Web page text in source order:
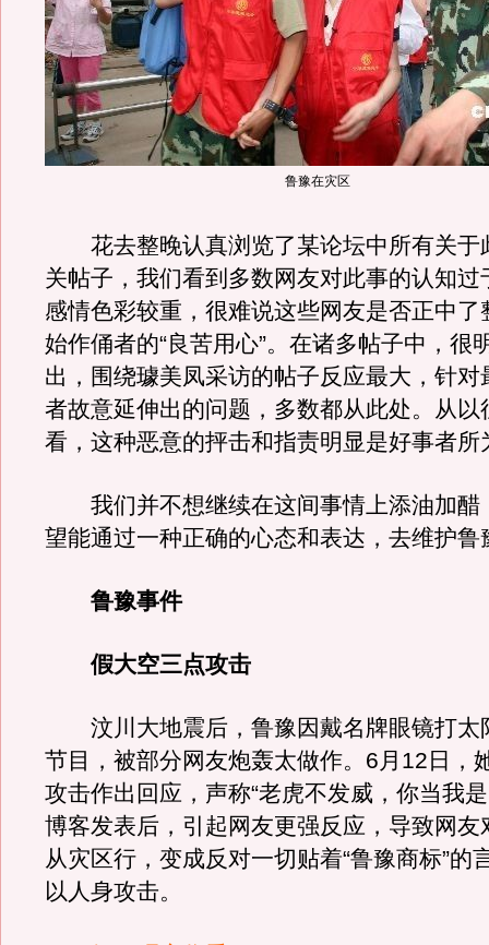
鲁豫在灾区
花去整晚认真浏览了某论坛中所有关于
关帖子，我们看到多数网友对此事的认知过
感情色彩较重，很难说这些网友是否正中了
始作俑者的“良苦用心”。在诸多帖子中，很
出，围绕璩美凤采访的帖子反应最大，针对
者故意延伸出的问题，多数都从此处。从以
看，这种恶意的抨击和指责明显是好事者所
我们并不想继续在这间事情上添油加醋
望能通过一种正确的心态和表达，去维护鲁
鲁豫事件
假大空三点攻击
汶川大地震后，鲁豫因戴名牌眼镜打太
节目，被部分网友炮轰太做作。6月12日，
攻击作出回应，声称“老虎不发威，你当我
博客发表后，引起网友更强反应，导致网友
从灾区行，变成反对一切贴着“鲁豫商标”的
以人身攻击。